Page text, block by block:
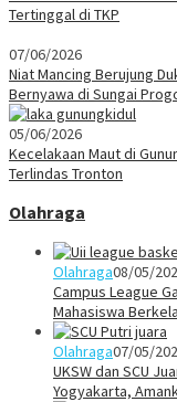
Tertinggal di TKP
07/06/2026
Niat Mancing Berujung
Bernyawa di Sungai
05/06/2026
Kecelakaan Maut di
Terlindas Tronton
Olahraga
Olahraga08/05/
Campus League
Mahasiswa
Olahraga07/05/
UKSW dan SCU
Yogyakarta,